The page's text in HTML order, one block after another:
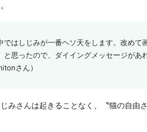
ではしじみが一番ヘソ天をします。改め
と思ったので、ダイイングメッセージがあ
さん）
みさんは起きることなく、〝猫の自由